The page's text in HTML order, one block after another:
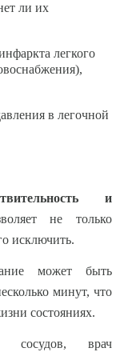
ли их
легкого
в легочной
и
не только
исключить.
может быть
минут, что
состояниях.
врач